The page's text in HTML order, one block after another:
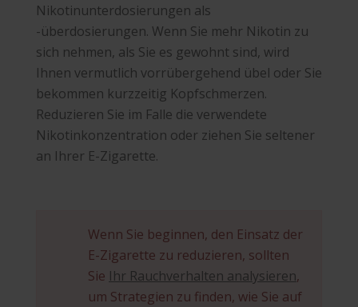
Nikotinunterdosierungen als
-überdosierungen. Wenn Sie mehr Nikotin zu
sich nehmen, als Sie es gewohnt sind, wird
Ihnen vermutlich vorrübergehend übel oder Sie
bekommen kurzzeitig Kopfschmerzen.
Reduzieren Sie im Falle die verwendete
Nikotinkonzentration oder ziehen Sie seltener
an Ihrer E-Zigarette.
Wenn Sie beginnen, den Einsatz der
E-Zigarette zu reduzieren, sollten
Sie Ihr Rauchverhalten analysieren,
um Strategien zu finden, wie Sie auf